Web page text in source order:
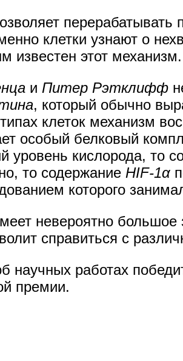
клетки узнают о
известен этот механизм.
и Питер Рэтклифф
, который обычно
клеток механизм
особый белковый
уровень кислорода, то
то содержание HIF-1α
которого
невероятно
справиться с
научных работах
премии.